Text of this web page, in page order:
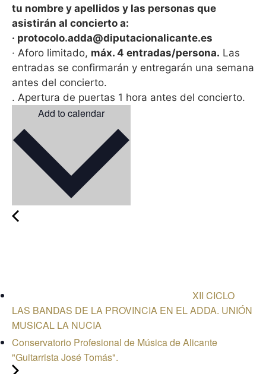
tu nombre y apellidos y las personas que
asistirán al concierto a:
· protocolo.adda@diputacionalicante.es
· Aforo limitado, máx. 4 entradas/persona. Las
entradas se confirmarán y entregarán una semana
antes del concierto.
. Apertura de puertas 1 hora antes del concierto.
XII CICLO
LAS BANDAS DE LA PROVINCIA EN EL ADDA. UNIÓN
MUSICAL LA NUCIA
Conservatorio Profesional de Música de Alicante
"Guitarrista José Tomás".